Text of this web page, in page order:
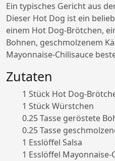
Ein typisches Gericht aus
Dieser Hot Dog ist ein
einem Hot Dog-Brötchen,
Bohnen, geschmolzenem
Mayonnaise-Chilisauce
Zutaten
1 Stück Hot Dog-
1 Stück Würstchen
0.25 Tasse geröstete
0.25 Tasse
1 Esslöffel Salsa
1 Esslöffel Mayonnaise-